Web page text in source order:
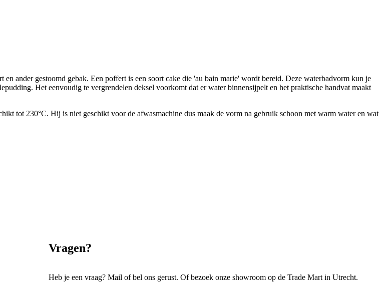
ander gestoomd gebak. Een poffert is een soort cake die 'au bain marie' wordt bereid. Deze waterbadvorm kun je
Het eenvoudig te vergrendelen deksel voorkomt dat er water binnensijpelt en het praktische handvat maakt
tot 230°C. Hij is niet geschikt voor de afwasmachine dus maak de vorm na gebruik schoon met warm water en wat
Vragen?
Heb je een vraag? Mail of bel ons gerust. Of bezoek onze showroom op de Trade Mart in Utrecht.